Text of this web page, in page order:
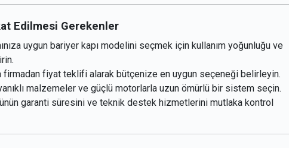
Edilmesi Gerekenler
uygun bariyer kapı modelini seçmek için kullanım yoğunluğu ve
firmadan fiyat teklifi alarak bütçenize en uygun seçeneği belirleyin.
malzemeler ve güçlü motorlarla uzun ömürlü bir sistem seçin.
garanti süresini ve teknik destek hizmetlerini mutlaka kontrol